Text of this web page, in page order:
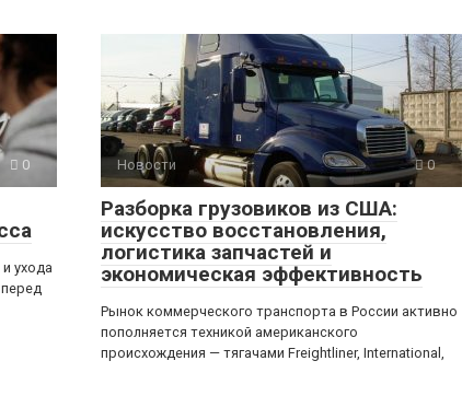
0
ухода
Новости 0
Разборка грузовиков из США:
искусство восстановления,
логистика запчастей и
экономическая эффективность
Рынок коммерческого транспорта в России активно
пополняется техникой американского
происхождения — тягачами Freightliner, International,